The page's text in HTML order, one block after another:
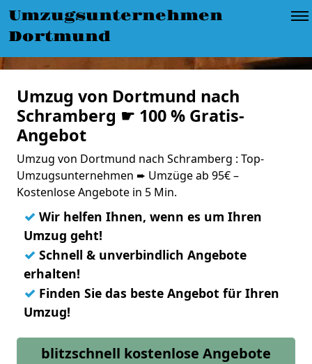
Umzugsunternehmen
Dortmund
Umzug von Dortmund nach
Schramberg ☛ 100 % Gratis-
Angebot
Umzug von Dortmund nach Schramberg : Top-
Umzugsunternehmen ➨ Umzüge ab 95€ –
Kostenlose Angebote in 5 Min.
✓ Wir helfen Ihnen, wenn es um Ihren
Umzug geht!
✓ Schnell & unverbindlich Angebote
erhalten!
✓ Finden Sie das beste Angebot für Ihren
Umzug!
blitzschnell kostenlose Angebote